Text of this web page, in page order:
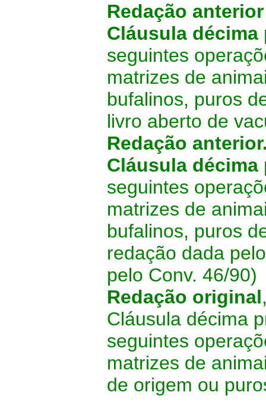
Redação
Cláusula décima
seguintes
matrizes de
bufalinos, puros
livro aberto de
Redação
Cláusula décima
seguintes
matrizes de
bufalinos, puros
redação dada
pelo Conv. 46/90)
Redação original
Cláusula décima
seguintes
matrizes de
de origem ou